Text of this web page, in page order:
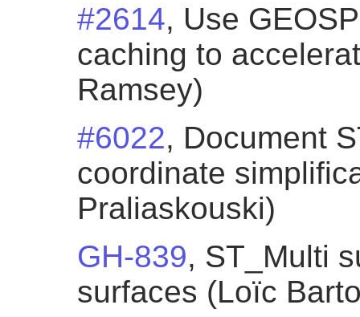
#2614, Use
caching to
Ramsey)
#6022, Document
coordinate
Praliaskouski)
GH-839, ST_Multi
surfaces (Loïc